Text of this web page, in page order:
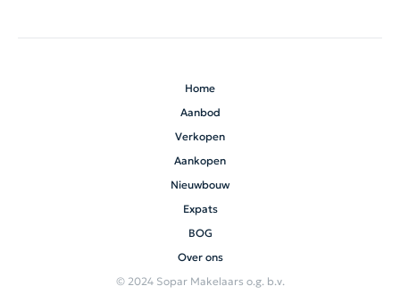
Home
Aanbod
Verkopen
Aankopen
Nieuwbouw
Expats
BOG
Over ons
© 2024 Sopar Makelaars o.g. b.v.